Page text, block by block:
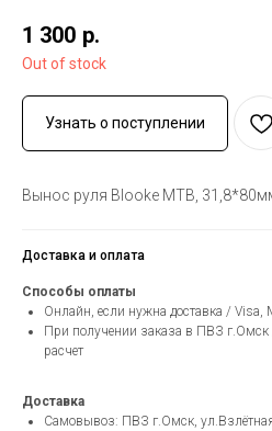
1 300 р.
Out of stock
Узнать о поступлении
Вынос руля Blooke MTB,
Доставка и оплата
Способы оплаты
Онлайн, если нужна доставка / Visa,
При получении заказа в ПВЗ
расчет
Доставка
Самовывоз: ПВЗ г.Омск,